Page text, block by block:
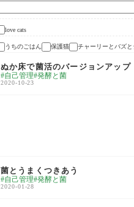
love cats
うちのごはん 保護猫 チャーリーとバズ
ぬか床で菌活のバージョンアップ
自己管理 発酵と菌
2020-10-23
菌とうまくつきあう
自己管理 発酵と菌
2020-01-28